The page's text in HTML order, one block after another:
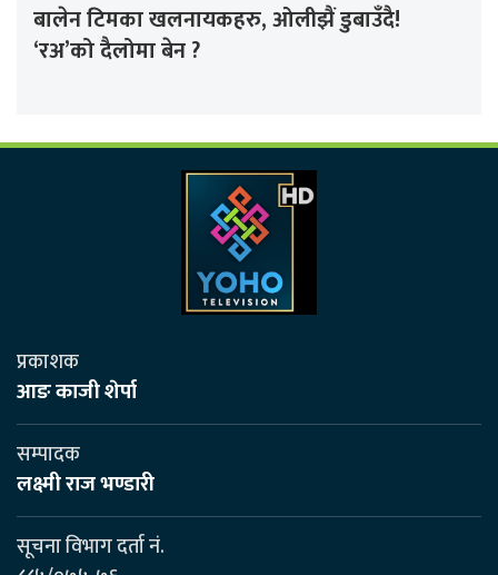
बालेन टिमका खलनायकहरु, ओलीझैं डुबाउँदै!
‘रअ’को दैलोमा बेन ?
प्रकाशक
आङ काजी शेर्पा
सम्पादक
लक्ष्मी राज भण्डारी
सूचना विभाग दर्ता नं.